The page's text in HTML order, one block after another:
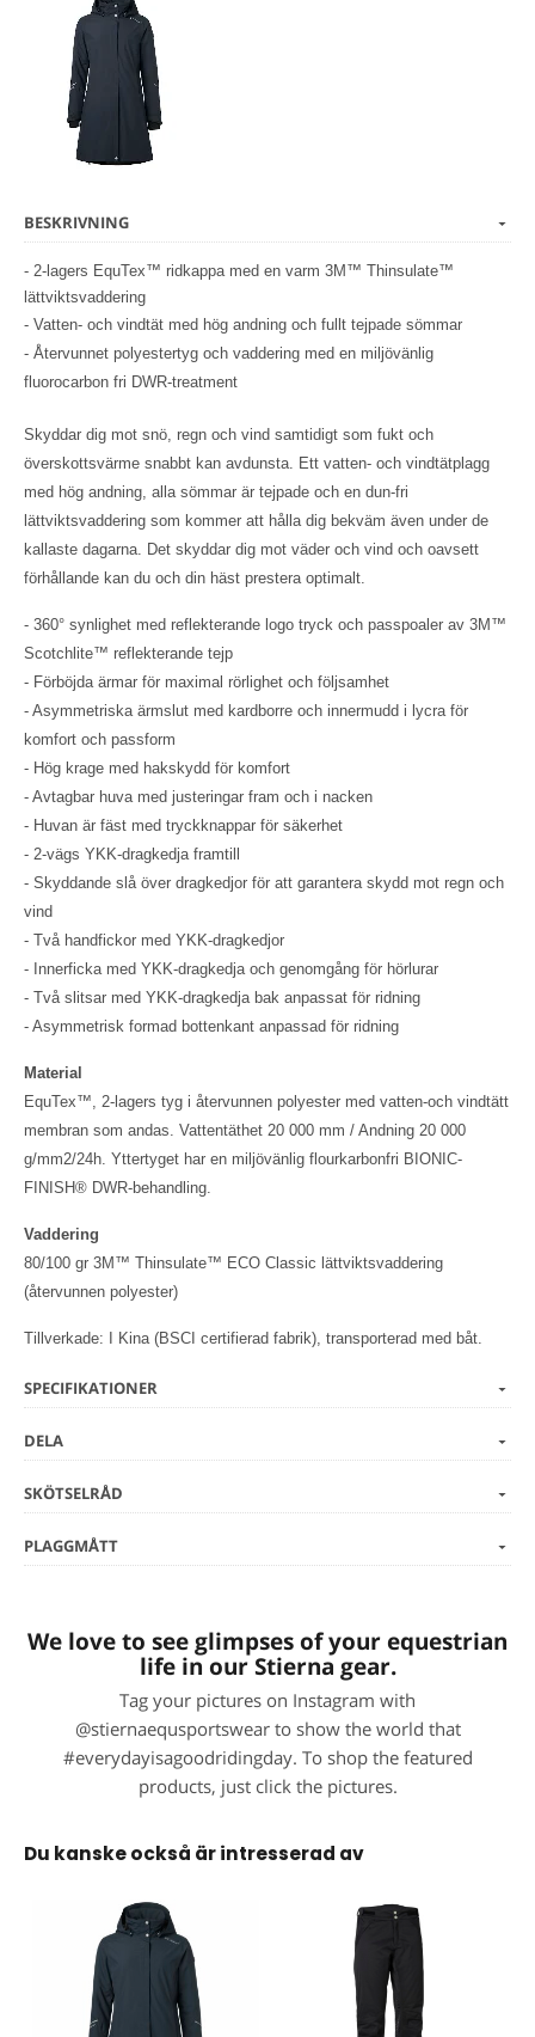
BESKRIVNING
- 2-lagers EquTex™ ridkappa med en varm 3M™ Thinsulate™
lättviktsvaddering
- Vatten- och vindtät med hög andning och fullt tejpade sömmar
- Återvunnet polyestertyg och vaddering med en miljövänlig
fluorocarbon fri DWR-treatment
Skyddar dig mot snö, regn och vind samtidigt som fukt och
överskottsvärme snabbt kan avdunsta. Ett vatten- och vindtätplagg
med hög andning, alla sömmar är tejpade och en dun-fri
lättviktsvaddering som kommer att hålla dig bekväm även under de
kallaste dagarna. Det skyddar dig mot väder och vind och oavsett
förhållande kan du och din häst prestera optimalt.
- 360° synlighet med reflekterande logo tryck och passpoaler av 3M™
Scotchlite™ reflekterande tejp
- Förböjda ärmar för maximal rörlighet och följsamhet
- Asymmetriska ärmslut med kardborre och innermudd i lycra för
komfort och passform
- Hög krage med hakskydd för komfort
- Avtagbar huva med justeringar fram och i nacken
- Huvan är fäst med tryckknappar för säkerhet
- 2-vägs YKK-dragkedja framtill
- Skyddande slå över dragkedjor för att garantera skydd mot regn och
vind
- Två handfickor med YKK-dragkedjor
- Innerficka med YKK-dragkedja och genomgång för hörlurar
- Två slitsar med YKK-dragkedja bak anpassat för ridning
- Asymmetrisk formad bottenkant anpassad för ridning
Material
EquTex™, 2-lagers tyg i återvunnen polyester med vatten-och vindtätt
membran som andas. Vattentäthet 20 000 mm / Andning 20 000
g/mm2/24h. Yttertyget har en miljövänlig flourkarbonfri BIONIC-
FINISH® DWR-behandling.
Vaddering
80/100 gr 3M™ Thinsulate™ ECO Classic lättviktsvaddering
(återvunnen polyester)
Tillverkade: I Kina (BSCI certifierad fabrik), transporterad med båt.
SPECIFIKATIONER
DELA
SKÖTSELRÅD
PLAGGMÅTT
We love to see glimpses of your equestrian
life in our Stierna gear.
Tag your pictures on Instagram with
@stiernaequsportswear to show the world that
#everydayisagoodridingday. To shop the featured
products, just click the pictures.
Du kanske också är intresserad av